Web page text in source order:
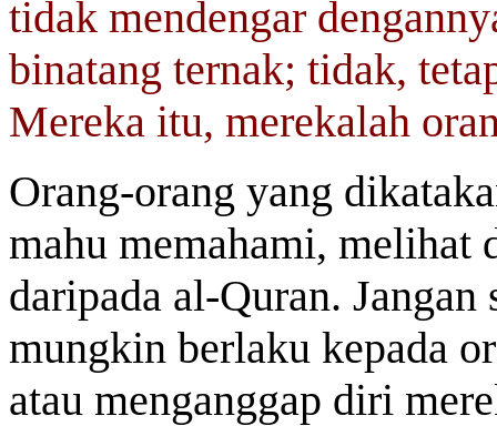
tidak mendengar
binatang ternak; tidak,
Mereka itu, merekalah
Orang-orang yang
mahu memahami, melihat
daripada al-Quran.
mungkin berlaku kepada
atau menganggap diri